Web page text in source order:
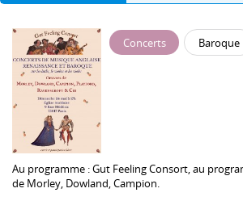
Concerts Baroque
Au programme :Gut Feeling Consort, au
de Morley, Dowland, Campion.